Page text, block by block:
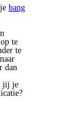
bang
te
te
dan
jij je